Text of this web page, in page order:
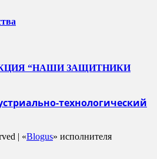
“НАШИ ЗАЩИТНИКИ
технологический
| «Blogus» исполнителя